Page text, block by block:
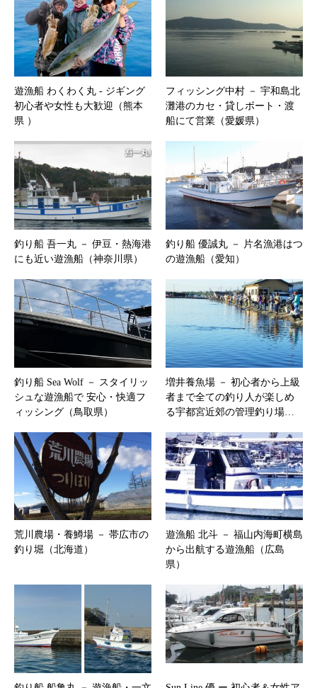
遊漁船 わくわく丸 ‐ ジギング
初心者や女性も大歓迎（熊本
県 ）
フィッシング中村 － 宇和島北
灘港のカセ・貸しボート・渡
船にて営業（愛媛県）
釣り船 吾一丸 － 伊豆・熱海港
にも近い遊漁船（神奈川県）
釣り船 優誠丸 － 片名漁港はつ
の遊漁船（愛知）
釣り船 Sea Wolf － スタイリッ
シュな遊漁船で 安心・快適フ
ィッシング（鳥取県）
増井養魚場 － 初心者から上級
者まで全ての釣り人が楽しめ
る宇都宮近郊の管理釣り場…
荒川農場・養鱒場 － 帯広市の
釣り堀（北海道）
遊漁船 北斗 － 福山内海町横島
から出航する遊漁船（広島
県）